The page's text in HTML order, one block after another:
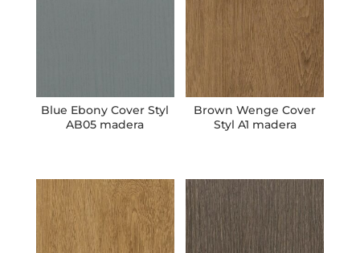
Blue Ebony Cover Styl
AB05 madera
Brown Wenge Cover
Styl A1 madera